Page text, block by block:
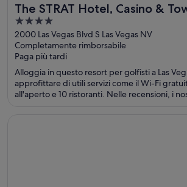
The STRAT Hotel, Casino &
4
out
of
5
2000 Las Vegas Blvd S Las Vegas NV
Completamente rimborsabile
Paga più tardi
Alloggia in questo resort per golfisti a Las
approfittare di utili servizi come il Wi-Fi
all'aperto e 10 ristoranti. Nelle recensioni, i